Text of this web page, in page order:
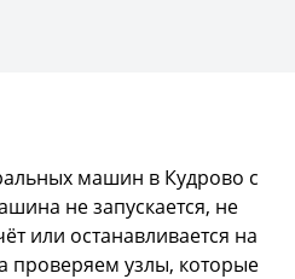
машин в Кудрово с
не запускается, не
или останавливается на
проверяем узлы, которые